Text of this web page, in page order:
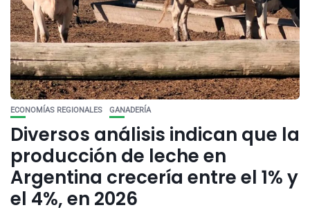
ECONOMÍAS REGIONALES GANADERÍA
Diversos análisis indican que la
producción de leche en
Argentina crecería entre el 1% y
el 4%, en 2026